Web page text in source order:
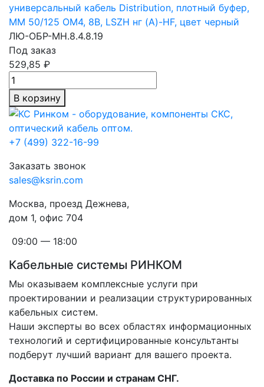
универсальный кабель Distribution, плотный буфер,
MM 50/125 OM4, 8В, LSZH нг (A)-HF, цвет черный
ЛЮ-ОБР-МН.8.4.8.19
Под заказ
529,85 ₽
В корзину
+7 (499) 322-16-99
Заказать звонок
sales@ksrin.com
Москва, проезд Дежнева,
дом 1, офис 704
09:00 — 18:00
Кабельные системы РИНКОМ
Мы оказываем комплексные услуги при
проектировании и реализации структурированных
кабельных систем.
Наши эксперты во всех областях информационных
технологий и сертифицированные консультанты
подберут лучший вариант для вашего проекта.
Доставка по России и странам СНГ.